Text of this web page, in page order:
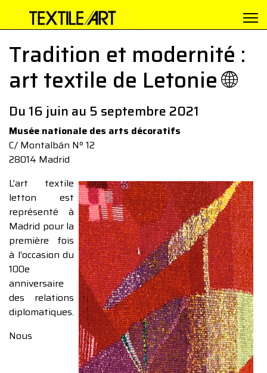
Tradition et modernité :
art textile de Letonie 🌐
Du 16 juin au 5 septembre 2021
Musée nationale des arts décoratifs
C/ Montalbán Nº 12
28014 Madrid
L’art textile
letton est
représenté à
Madrid pour la
première fois
à l’occasion du
100e
anniversaire
des relations
diplomatiques.
Nous